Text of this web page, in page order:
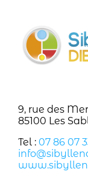
9, rue des
85100 Les
Tel : 07 86 07